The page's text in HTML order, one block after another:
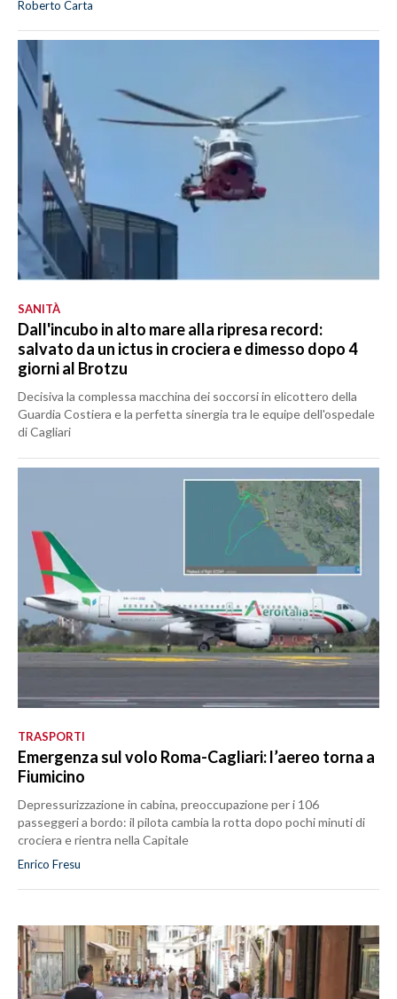
Roberto Carta
SANITÀ
Dall'incubo in alto mare alla ripresa record:
salvato da un ictus in crociera e dimesso dopo 4
giorni al Brotzu
Decisiva la complessa macchina dei soccorsi in elicottero della
Guardia Costiera e la perfetta sinergia tra le equipe dell'ospedale
di Cagliari
TRASPORTI
Emergenza sul volo Roma-Cagliari: l’aereo torna a
Fiumicino
Depressurizzazione in cabina, preoccupazione per i 106
passeggeri a bordo: il pilota cambia la rotta dopo pochi minuti di
crociera e rientra nella Capitale
Enrico Fresu